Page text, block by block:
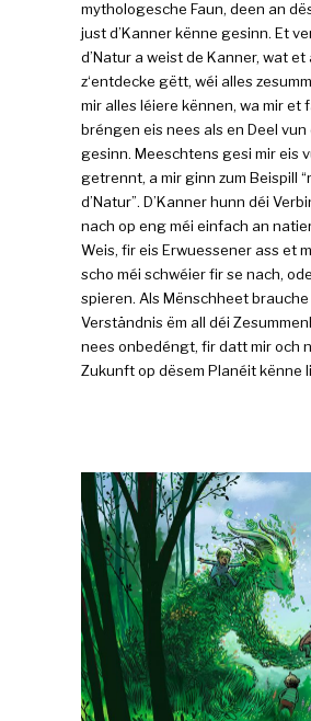
mythologesche Faun, deen an
just d’Kanner kënne gesinn. Et
d’Natur a weist de Kanner, wat et
z‘entdecke gëtt, wéi alles
mir alles léiere kënnen, wa mir et
bréngen eis nees als en Deel vun
gesinn. Meeschtens gesi mir eis
getrennt, a mir ginn zum Beispill
d’Natur”. D’Kanner hunn déi
nach op eng méi einfach an
Weis, fir eis Erwuessener ass et
scho méi schwéier fir se nach,
spieren. Als Mënschheet
Verständnis ëm all déi
nees onbedéngt, fir datt mir och
Zukunft op dësem Planéit kënne